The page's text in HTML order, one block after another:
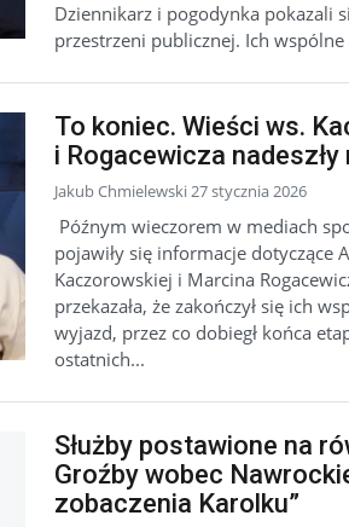
Dziennikarz i pogodynka pokazali
przestrzeni publicznej. Ich wspólne
To koniec. Wieści ws.
i Rogacewicza nadeszły
Jakub Chmielewski 27 stycznia 2026
Późnym wieczorem w mediach
pojawiły się informacje dotyczące
Kaczorowskiej i Marcina
przekazała, że zakończył się ich
wyjazd, przez co dobiegł końca
ostatnich...
Służby postawione na
Groźby wobec
zobaczenia Karolku”